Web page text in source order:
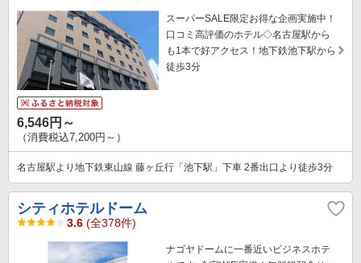
スーパーSALE限定お得な企画実施中！
口コミ高評価のホテル◇名古屋駅から
も1本で好アクセス！地下鉄池下駅から
徒歩3分
6,546円～
（消費税込7,200円～）
名古屋駅より地下鉄東山線 藤ヶ丘行「池下駅」下車 2番出口より徒歩3分
シティホテルドーム
3.6 (全378件)
ナゴヤドームに一番近いビジネスホテ